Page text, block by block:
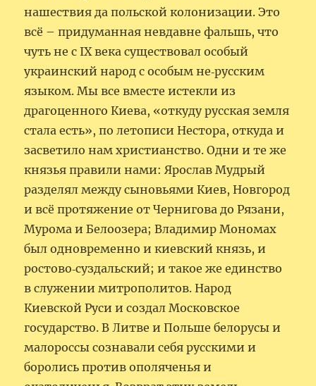
нашествия да польской колонизации. Это
всё – придуманная невдавне фальшь, что
чуть не с IX века существовал особый
украинский народ с особым не‑русским
языком. Мы все вместе истекли из
драгоценного Киева, «откуду русская земля
стала есть», по летописи Нестора, откуда и
засветило нам христианство. Одни и те же
князья правили нами: Ярослав Мудрый
разделял между сыновьями Киев, Новгород
и всё протяжение от Чернигова до Рязани,
Мурома и Белоозера; Владимир Мономах
был одновременно и киевский князь, и
ростово‑суздальский; и такое же единство
в служении митрополитов. Народ
Киевской Руси и создал Московское
государство. В Литве и Польше белорусы и
малороссы сознавали себя русскими и
боролись против ополяченья и